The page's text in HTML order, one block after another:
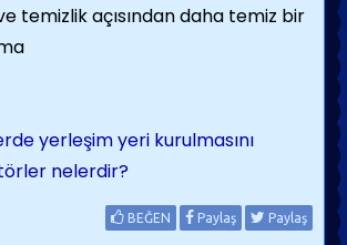
temizlik açısından daha temiz bir
yerleşim yeri kurulmasını
nelerdir?
BEĞEN Paylaş Paylaş